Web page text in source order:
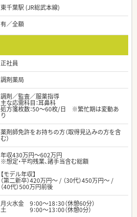
東千葉駅 (JR総武本線)
有／全額
正社員
調剤薬局
調剤／監査／服薬指導
主な応需科目：耳鼻科
処方箋枚数：50～60枚/日 ※繁忙期は変動あ
り
薬剤師免許をお持ちの方（取得見込みの方を含
む）
年収430万円～602万円
※想定・平均残業、諸手当含む総額
【モデル年収】
（第二新卒）420万円～ / （30代）450万円～ /
（40代）500万円前後
月火水金 9：00～18：30（休憩60分）
土 9：00～13：00（休憩0分）